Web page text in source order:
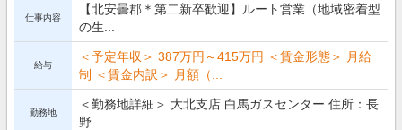
仕事内容
【北安曇郡＊第二新卒歓迎】ルート営業（地域密着型
の生...
給与
＜予定年収＞ 387万円～415万円 ＜賃金形態＞ 月給
制 ＜賃金内訳＞ 月額（...
勤務地
＜勤務地詳細＞ 大北支店 白馬ガスセンター 住所：長
野...